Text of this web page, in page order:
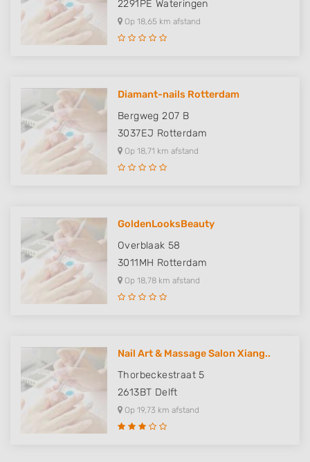
2291PE Wateringen
Op 18,65 km afstand
Diamant-nails Rotterdam
Bergweg 207 B
3037EJ Rotterdam
Op 18,71 km afstand
GoldenLooksBeauty
Overblaak 58
3011MH Rotterdam
Op 18,78 km afstand
Nail Art & Massage Salon Xiang..
Thorbeckestraat 5
2613BT Delft
Op 19,73 km afstand